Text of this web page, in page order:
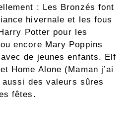
: Les Bronzés font
hivernale et les fous
Potter pour les
encore Mary Poppins
de jeunes enfants. Elf
Home Alone (Maman j’ai
aussi des valeurs sûres
fêtes.